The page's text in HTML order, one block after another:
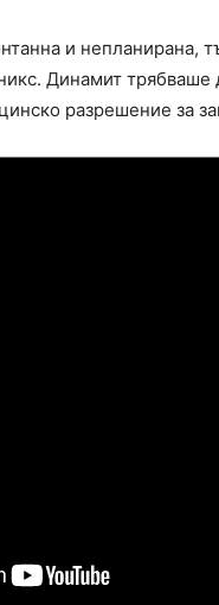
и непланирана,
Динамит
разрешение за